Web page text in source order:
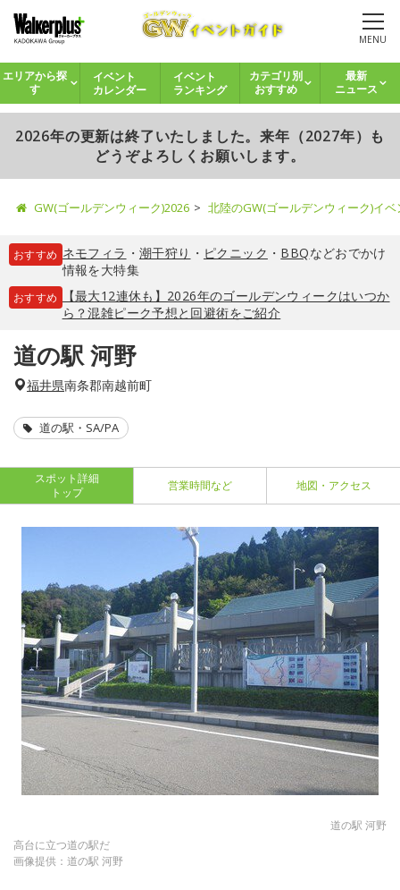
MENU
エリアから探
す
イベント
カレンダー
イベント
ランキング
カテゴリ別
おすすめ
最新
ニュース
2026年の更新は終了いたしました。来年（2027年）も
どうぞよろしくお願いします。
GW(ゴールデンウィーク)2026 北陸のGW(ゴールデンウィーク)イ
おすすめ ネモフィラ ・ 潮干狩り ・ ピクニック ・ BBQなどおでかけ
情報を大特集
おすすめ
【最大12連休も】2026年のゴールデンウィークはいつか
ら？混雑ピーク予想と回避術をご紹介
道の駅 河野
福井県南条郡南越前町
道の駅・SA/PA
スポット詳細
トップ
営業時間など 地図・アクセス
道の駅 河野
高台に立つ道の駅だ
画像提供：道の駅 河野